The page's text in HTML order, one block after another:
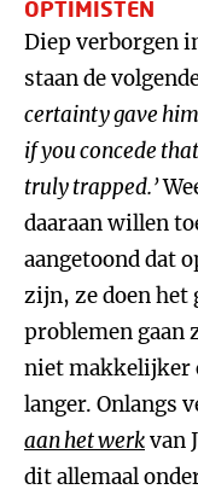
OPTIMISTEN
Diep verborgen
staan de
certainty gave
if you concede
truly trapped.’
daaraan willen
aangetoond dat
zijn, ze doen het
problemen gaan
niet makkelijker
langer. Onlangs
aan het werkvan
dit allemaal